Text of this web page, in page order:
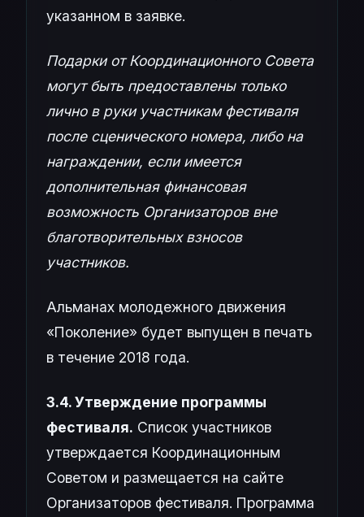
указанном в заявке.
Подарки от Координационного Совета
могут быть предоставлены только
лично в руки участникам фестиваля
после сценического номера, либо на
награждении, если имеется
дополнительная финансовая
возможность Организаторов вне
благотворительных взносов
участников.
Альманах молодежного движения
«Поколение» будет выпущен в печать
в течение 2018 года.
3.4. Утверждение программы
фестиваля. Список участников
утверждается Координационным
Советом и размещается на сайте
Организаторов фестиваля. Программа